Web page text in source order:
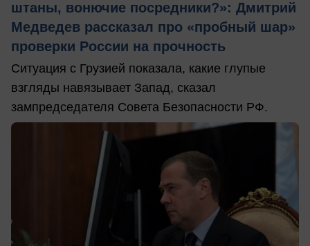
штаны, вонючие посредники?»: Дмитрий
Медведев рассказал про «пробный шар»
проверки России на прочность
Ситуация с Грузией показала, какие глупые
взгляды навязывает Запад, сказал
зампредседателя Совета Безопасности РФ.